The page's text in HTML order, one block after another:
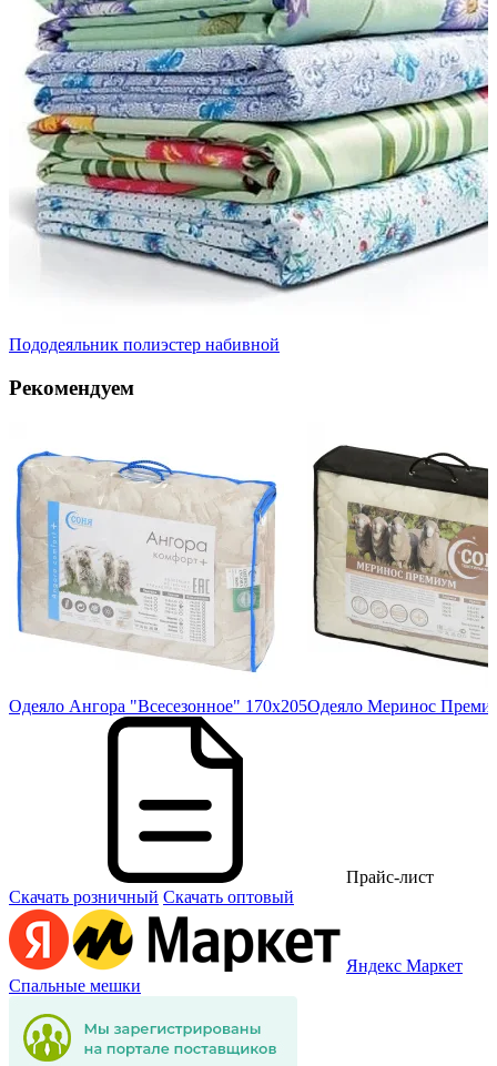
Пододеяльник полиэстер набивной
Рекомендуем
Одеяло Ангора "Всесезонное" 170х205Одеяло Меринос
Прайс-лист
Скачать розничный Скачать оптовый
Яндекс Маркет
Спальные мешки